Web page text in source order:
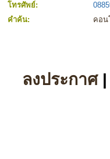
โทรศัพย์:
คำค้น:
คอน
ลงประกาศ|